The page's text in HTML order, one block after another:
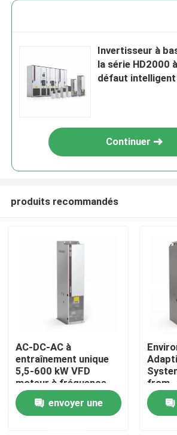
À la maison
Produits
Invertisseur à
la série HD2000
défaut intelligent
Continuer
produits recommandés
AC-DC-AC à
entraînement unique
5,5-600 kW VFD
moteur à fréquence
variable pour le levage
envoyer une
from -
and
85%